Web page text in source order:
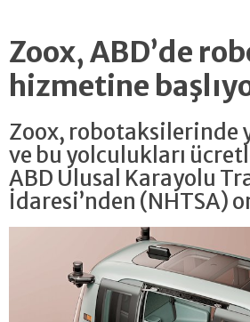
Zoox, ABD’de
hizmetine
Zoox, robotaksilerinde
ve bu yolculukları
ABD Ulusal Karayolu
İdaresi’nden (NHTSA)